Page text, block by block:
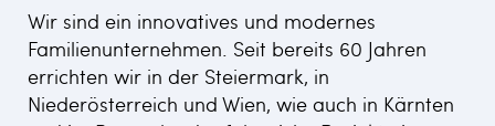
Wir sind ein innovatives und modernes
Familienunternehmen. Seit bereits 60 Jahren
errichten wir in der Steiermark, in
Niederösterreich und Wien, wie auch in Kärnten